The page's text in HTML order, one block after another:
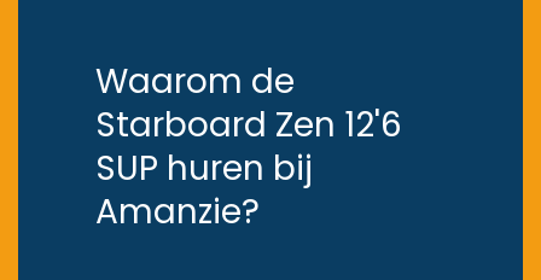
Waarom de
Starboard Zen 12'6
SUP huren bij
Amanzie?